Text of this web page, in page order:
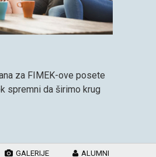
za FIMEK-ove posete
spremni da širimo krug
GALERIJE ALUMNI